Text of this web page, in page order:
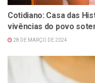
Cotidiano: Casa das
vivências do povo
28 DE MARÇO DE 2024